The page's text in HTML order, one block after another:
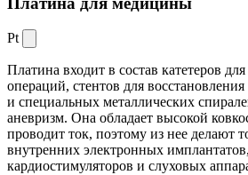
Pt
Платина входит в состав катетеров
операций, стентов для
и специальных металлических
аневризм. Она обладает высокой
проводит ток, поэтому из нее делают
внутренних электронных
кардиостимуляторов и слуховых